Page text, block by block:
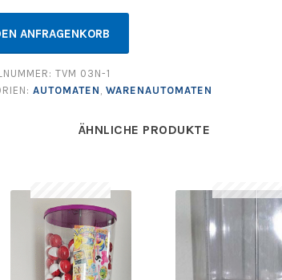
ANFRAGENKORB
TVM 03N-1
AUTOMATEN WARENAUTOMATEN
ÄHNLICHE PRODUKTE